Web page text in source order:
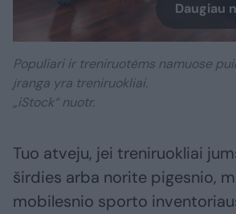
Daugiau
Populiari ir treniruotėms namuose
įranga yra treniruokliai.
„iStock“ nuotr.
Tuo atveju, jei treniruokliai
širdies arba norite pigesnio,
mobilesnio sporto